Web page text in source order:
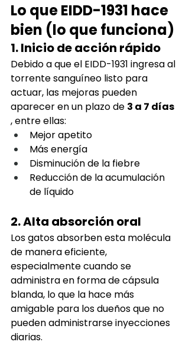
Lo que EIDD-1931 hace
bien (lo que funciona)
1. Inicio de acción rápido
Debido a que el EIDD-1931 ingresa al
torrente sanguíneo listo para
actuar, las mejoras pueden
aparecer en un plazo de 3 a 7 días
, entre ellas:
Mejor apetito
Más energía
Disminución de la fiebre
Reducción de la acumulación
de líquido
2. Alta absorción oral
Los gatos absorben esta molécula
de manera eficiente,
especialmente cuando se
administra en forma de cápsula
blanda, lo que la hace más
amigable para los dueños que no
pueden administrarse inyecciones
diarias.